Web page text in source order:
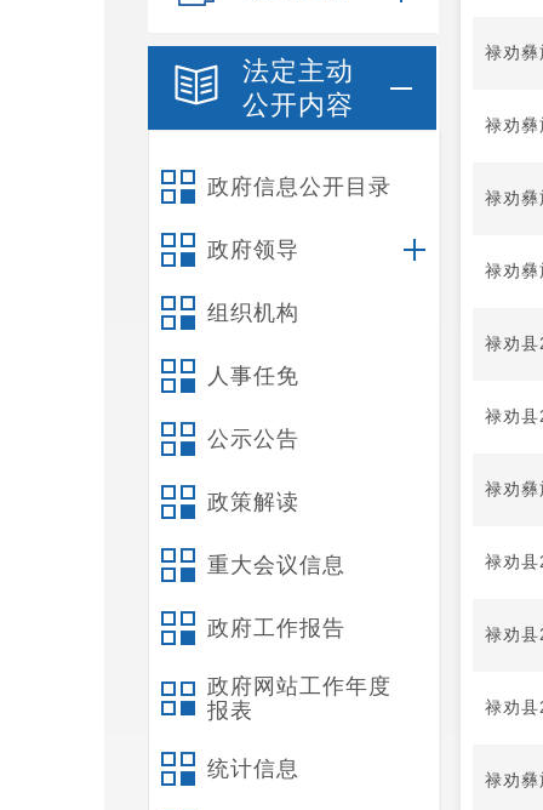
法定主动
公开内容
政府信息公开目录
政府领导
组织机构
人事任免
公示公告
政策解读
重大会议信息
政府工作报告
政府网站工作年度
报表
统计信息
禄劝
禄劝
禄劝
禄劝
禄劝
禄劝
禄劝
禄劝
禄劝
禄劝
禄劝